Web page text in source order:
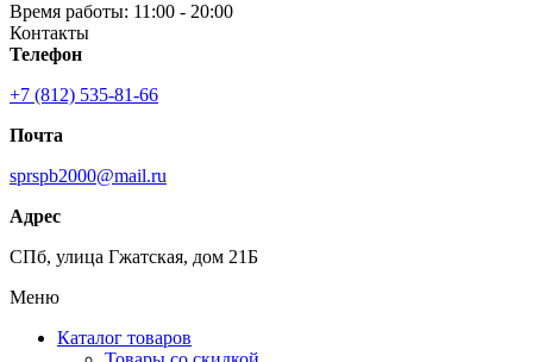
Время работы: 11:00 - 20:00
Контакты
Телефон
+7 (812) 535-81-66
Почта
sprspb2000@mail.ru
Адрес
СПб, улица Гжатская, дом 21Б
Меню
Каталог товаров